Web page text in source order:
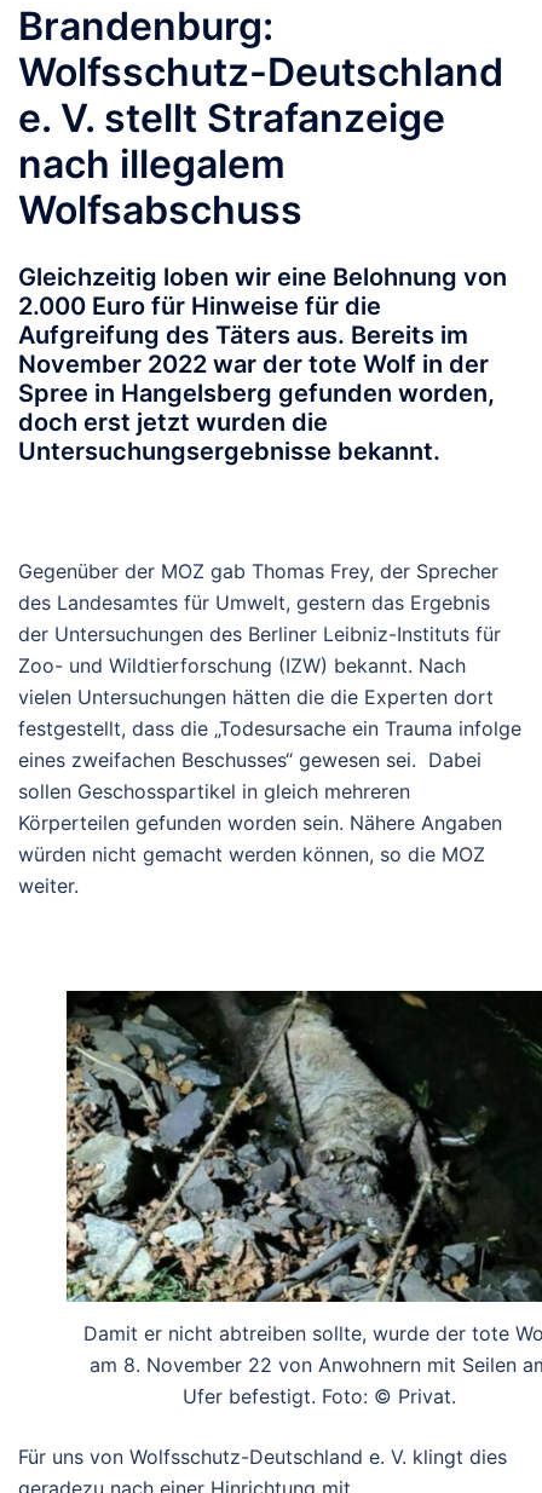
Brandenburg:
Wolfsschutz-Deutschland
e. V. stellt Strafanzeige
nach illegalem
Wolfsabschuss
Gleichzeitig loben wir eine Belohnung von
2.000 Euro für Hinweise für die
Aufgreifung des Täters aus. Bereits im
November 2022 war der tote Wolf in der
Spree in Hangelsberg gefunden worden,
doch erst jetzt wurden die
Untersuchungsergebnisse bekannt.
Gegenüber der MOZ gab Thomas Frey, der Sprecher
des Landesamtes für Umwelt, gestern das Ergebnis
der Untersuchungen des Berliner Leibniz-Instituts für
Zoo- und Wildtierforschung (IZW) bekannt. Nach
vielen Untersuchungen hätten die die Experten dort
festgestellt, dass die „Todesursache ein Trauma infolge
eines zweifachen Beschusses“ gewesen sei. Dabei
sollen Geschosspartikel in gleich mehreren
Körperteilen gefunden worden sein. Nähere Angaben
würden nicht gemacht werden können, so die MOZ
weiter.
Damit er nicht abtreiben sollte, wurde der tote
am 8. November 22 von Anwohnern mit Seilen
Ufer befestigt. Foto: © Privat.
Für uns von Wolfsschutz-Deutschland e. V. klingt dies
geradezu nach einer Hinrichtung mit